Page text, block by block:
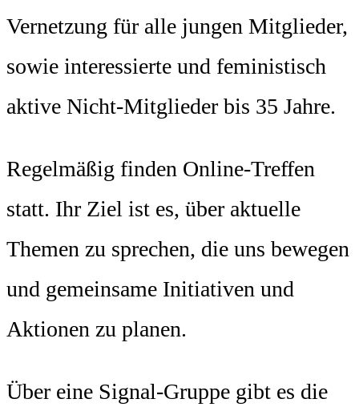
Vernetzung für alle jungen Mitglieder,
sowie interessierte und feministisch
aktive Nicht-Mitglieder bis 35 Jahre.
Regelmäßig finden Online-Treffen
statt. Ihr Ziel ist es, über aktuelle
Themen zu sprechen, die uns bewegen
und gemeinsame Initiativen und
Aktionen zu planen.
Über eine Signal-Gruppe gibt es die